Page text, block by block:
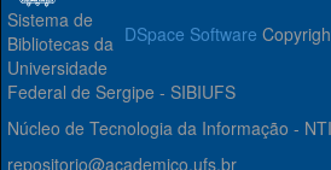
DSpace Software
Sistema de
Bibliotecas da
Universidade
Federal de Sergipe - SIBIUFS
Núcleo de Tecnologia da Informação - NTI
repositorio@academico.ufs.br